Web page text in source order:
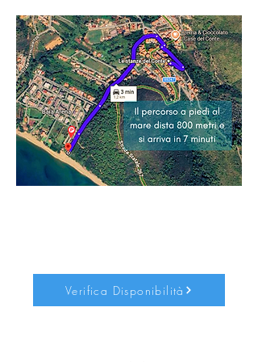
Verifica Disponibilità